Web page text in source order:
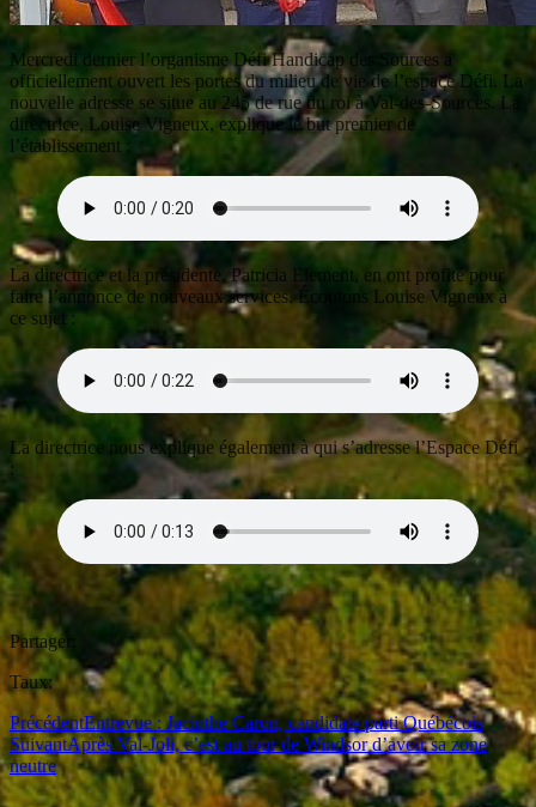
Mercredi dernier l’organisme Défi Handicap des Sources a
officiellement ouvert les portes du milieu de vie de l’espace Défi. La
nouvelle adresse se situe au 245 de rue du roi à Val-des-Sources. La
directrice, Louise Vigneux, explique le but premier de
l’établissement :
La directrice et la présidente, Patricia Element, en ont profité pour
faire l’annonce de nouveaux services. Écoutons Louise Vigneux à
ce sujet :
La directrice nous explique également à qui s’adresse l’Espace Défi
:
Partager:
Taux:
PrécédentEntrevue : Jacinthe Caron, candidate parti Québécois
SuivantAprès Val-Joli, c’est au tour de Windsor d’avoir sa zone
neutre